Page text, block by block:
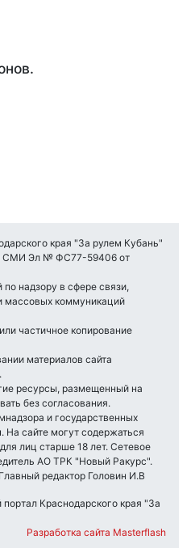
края "За рулем Кубань"
СМИ Эл № ФС77-59406 от
надзору в сфере связи,
массовых коммуникаций
частичное копирование
материалов сайта
ресурсы, размещенный на
без согласования.
и государственных
На сайте могут содержаться
лиц старше 18 лет. Сетевое
АО ТРК "Новый Ракурс".
редактор Головин И.В
Краснодарского края "За
Разработка сайта Masterflash